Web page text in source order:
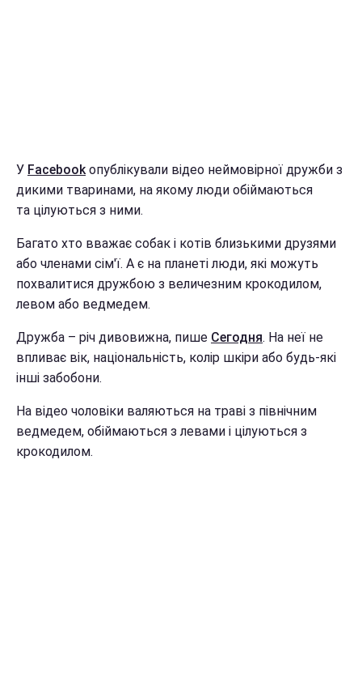
У Facebookопублікували відео неймовірної дружби з
дикими тваринами, на якому люди обіймаються
та цілуються з ними.
Багато хто вважає собак і котів близькими друзями
або членами сім'ї. А є на планеті люди, які можуть
похвалитися дружбою з величезним крокодилом,
левом або ведмедем.
Дружба – річ дивовижна, пише Сегодня. На неї не
впливає вік, національність, колір шкіри або будь-які
інші забобони.
На відео чоловіки валяються на траві з північним
ведмедем, обіймаються з левами і цілуються з
крокодилом.